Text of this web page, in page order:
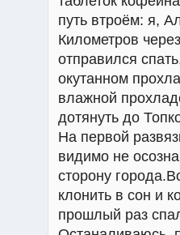
путь втроём: я,
Километров
отправился
окутанном
влажной
дотянуть до
На первой
видимо не
сторону
клонить в сон и
прошлый раз